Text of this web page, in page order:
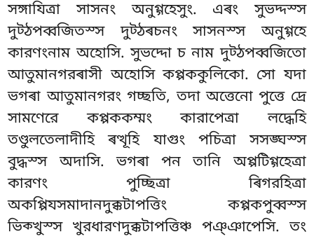
সঙ্গাযিত্ৰা সাসনং অনুগ্গহেসুং. এৰংসুভদ্দস্স
দুট্ঠপব্বজিতস্স দুট্ঠৰচনং সাসনস্স অনুগ্গহে
কারণংনাম অহোসি. সুভদ্দো চ নাম দুট্ঠপব্বজিতো
আতুমানগরৰাসী অহোসি কপ্পককুলিকো. সো যদা
ভগৰা আতুমানগরং গচ্ছতি, তদা অত্তেনো পুত্তে দ্ৰে
সামণেরে কপ্পককম্মং কারাপেত্ৰা লদ্ধেহি
তণ্ডুলতেলাদীহি ৰত্থূহি যাগুং পচিত্ৰা সসঙ্ঘস্স
বুদ্ধস্স অদাসি. ভগৰা পন তানি অপ্পটিগ্গহেত্ৰা
কারণং পুচ্ছিত্ৰা ৰিগরহিত্ৰা
অকপ্পিযসমাদানদুক্কটাপত্তিং কপ্পকপুব্বস্স
ভিক্খুস্স খুরধারণদুক্কটাপত্তিঞ্চ পঞ্ঞাপেসি. তং